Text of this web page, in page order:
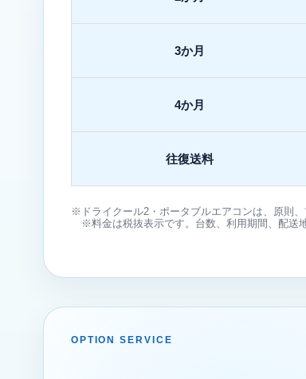
3か月
4か月
往復送料
※ドライクール2・ポータブルエアコンは、原則
※料金は税抜表示です。台数、利用期間、配送
OPTION SERVICE